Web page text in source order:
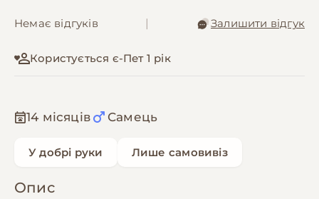
Немає відгуків Залишити відгук
Користується є-Пет 1 рік
14 місяців Самець
У добрі руки Лише самовивіз
Опис